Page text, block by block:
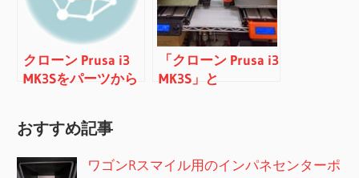
クローン Prusa i3
MK3Sをパーツから
「クローン Prusa i3
MK3S」と
おすすめ記事
ワゴンRスマイル用のインパネセンターポ